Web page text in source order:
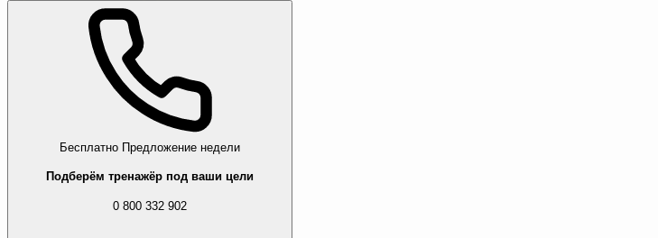
Бесплатно Предложение недели
Подберём тренажёр под ваши цели
0 800 332 902